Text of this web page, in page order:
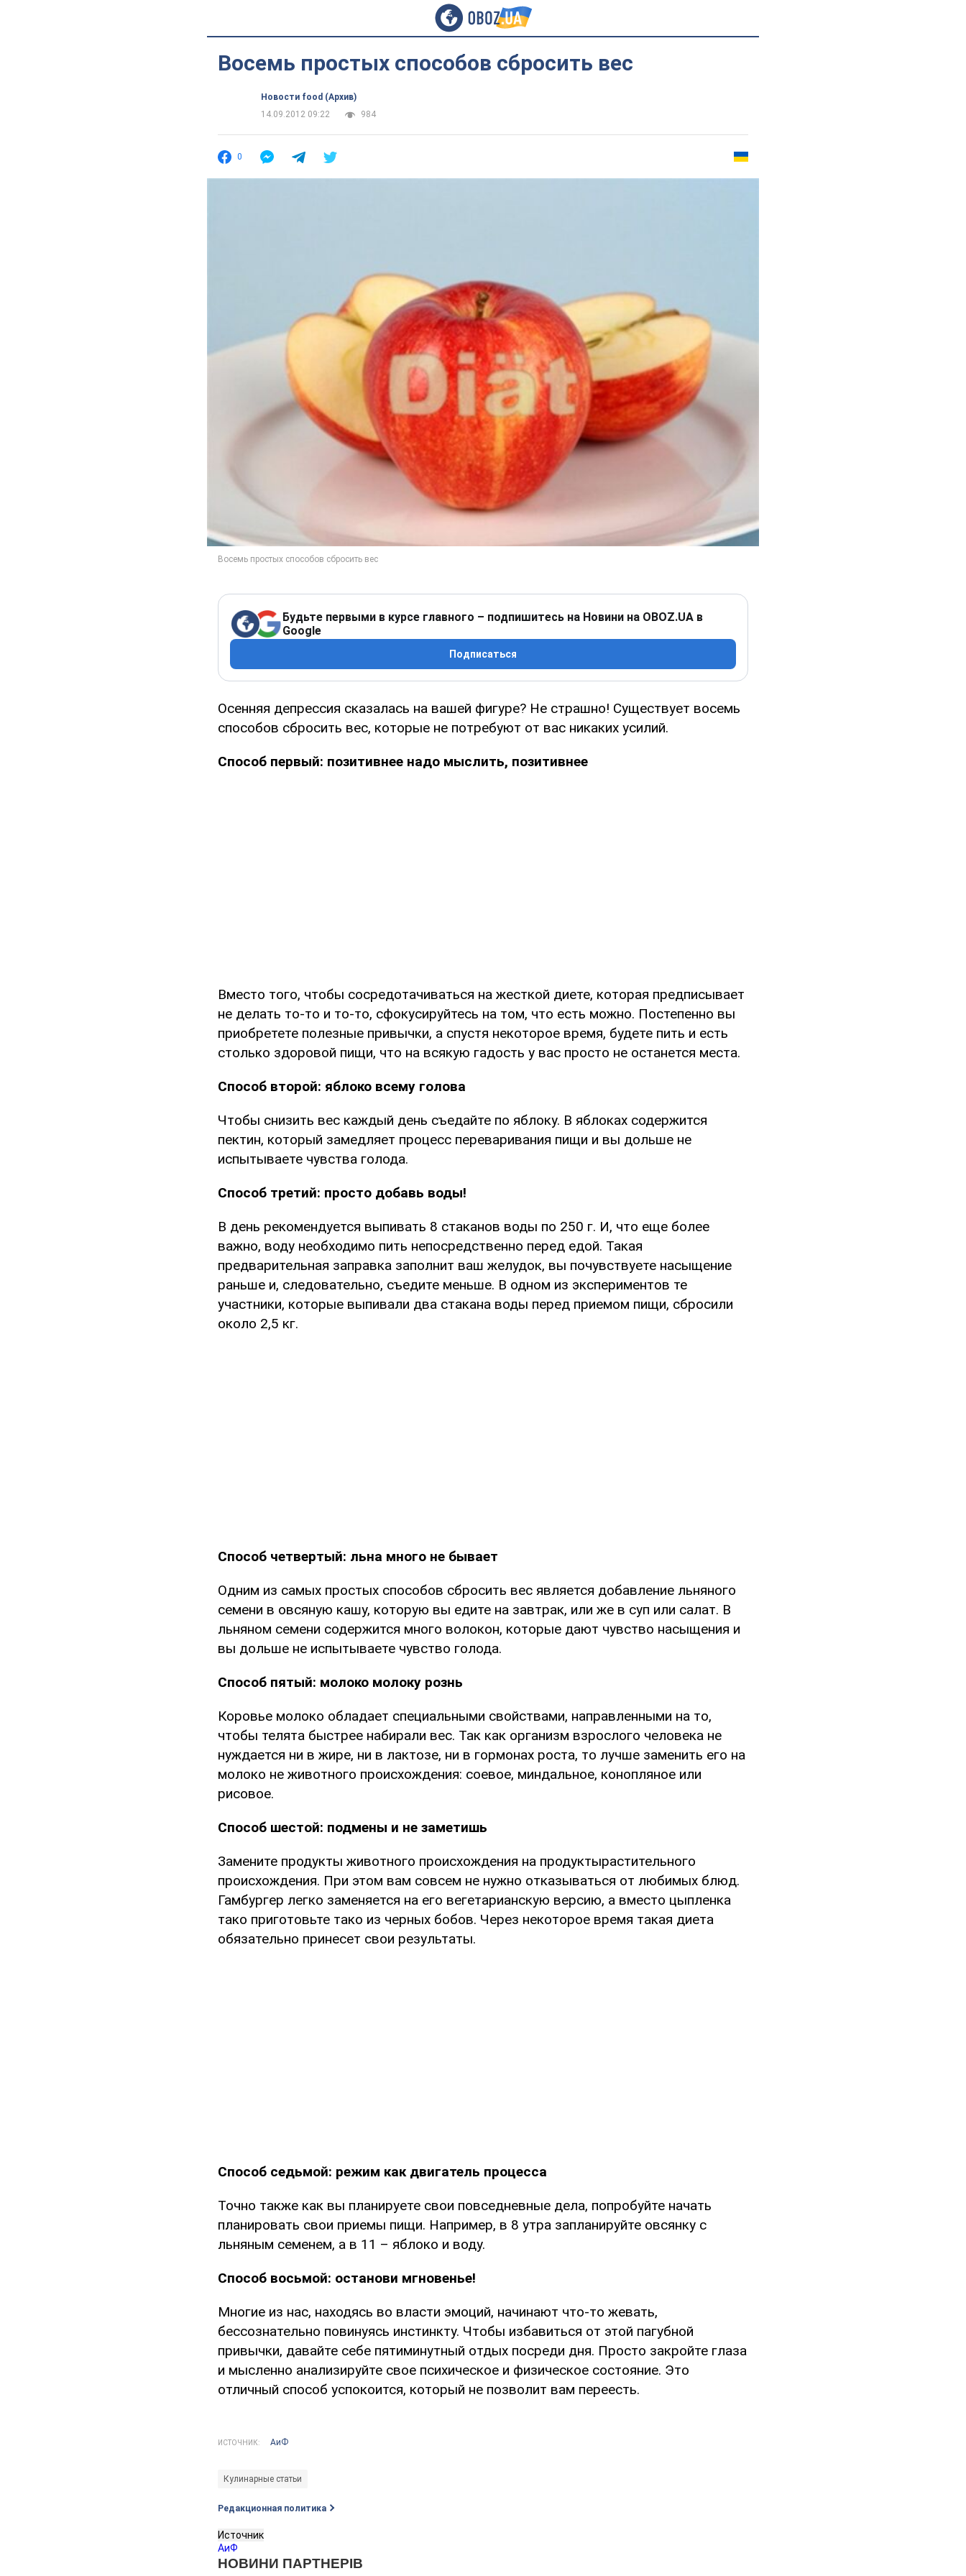
Восемь простых способов сбросить вес
Новости food (Архив)
14.09.2012 09:22
984
0
Будьте первыми в курсе главного – подпишитесь на Новини на OBOZ.UA в
Google
Подписаться
Осенняя депрессия сказалась на вашей фигуре? Не страшно! Существует восемь
способов сбросить вес, которые не потребуют от вас никаких усилий.
Способ первый: позитивнее надо мыслить, позитивнее
Вместо того, чтобы сосредотачиваться на жесткой диете, которая предписывает
не делать то-то и то-то, сфокусируйтесь на том, что есть можно. Постепенно вы
приобретете полезные привычки, а спустя некоторое время, будете пить и есть
столько здоровой пищи, что на всякую гадость у вас просто не останется места.
Способ второй: яблоко всему голова
Чтобы снизить вес каждый день съедайте по яблоку. В яблоках содержится
пектин, который замедляет процесс переваривания пищи и вы дольше не
испытываете чувства голода.
Способ третий: просто добавь воды!
В день рекомендуется выпивать 8 стаканов воды по 250 г. И, что еще более
важно, воду необходимо пить непосредственно перед едой. Такая
предварительная заправка заполнит ваш желудок, вы почувствуете насыщение
раньше и, следовательно, съедите меньше. В одном из экспериментов те
участники, которые выпивали два стакана воды перед приемом пищи, сбросили
около 2,5 кг.
Способ четвертый: льна много не бывает
Одним из самых простых способов сбросить вес является добавление льняного
семени в овсяную кашу, которую вы едите на завтрак, или же в суп или салат. В
льняном семени содержится много волокон, которые дают чувство насыщения и
вы дольше не испытываете чувство голода.
Способ пятый: молоко молоку рознь
Коровье молоко обладает специальными свойствами, направленными на то,
чтобы телята быстрее набирали вес. Так как организм взрослого человека не
нуждается ни в жире, ни в лактозе, ни в гормонах роста, то лучше заменить его на
молоко не животного происхождения: соевое, миндальное, конопляное или
рисовое.
Способ шестой: подмены и не заметишь
Замените продукты животного происхождения на продуктырастительного
происхождения. При этом вам совсем не нужно отказываться от любимых блюд.
Гамбургер легко заменяется на его вегетарианскую версию, а вместо цыпленка
тако приготовьте тако из черных бобов. Через некоторое время такая диета
обязательно принесет свои результаты.
Способ седьмой: режим как двигатель процесса
Точно также как вы планируете свои повседневные дела, попробуйте начать
планировать свои приемы пищи. Например, в 8 утра запланируйте овсянку с
льняным семенем, а в 11 – яблоко и воду.
Способ восьмой: останови мгновенье!
Многие из нас, находясь во власти эмоций, начинают что-то жевать,
бессознательно повинуясь инстинкту. Чтобы избавиться от этой пагубной
привычки, давайте себе пятиминутный отдых посреди дня. Просто закройте глаза
и мысленно анализируйте свое психическое и физическое состояние. Это
отличный способ успокоится, который не позволит вам переесть.
ИСТОЧНИК: АиФ
Кулинарные статьи
Редакционная политика
Источник
АиФ